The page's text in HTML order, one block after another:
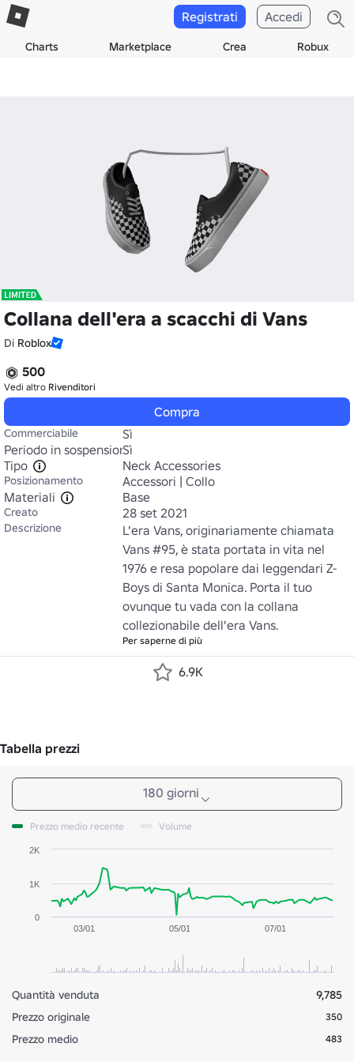
Charts Marketplace Crea Robux
Registrati Accedi
Collana dell'era a scacchi di Vans
Di Roblox
500
Vedi altro Rivenditori
Compra
Commerciabile
Sì
Periodo in sospensione
Sì
Tipo
Neck Accessories
Posizionamento
Accessori | Collo
Materiali
Base
Creato 28 set 2021
Descrizione
L'era Vans, originariamente chiamata
Vans #95, è stata portata in vita nel
1976 e resa popolare dai leggendari Z-
Boys di Santa Monica. Porta il tuo
ovunque tu vada con la collana
collezionabile dell'era Vans.
Per saperne di più
6.9K
Tabella prezzi
180 giorni
Prezzo medio recente Volume
03/01 05/01 07/01
0
1K
2K
Quantità venduta
9,785
Prezzo originale
350
Prezzo medio 483